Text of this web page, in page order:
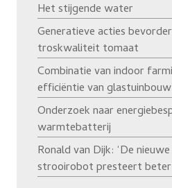
Het stijgende water
Generatieve acties
troskwaliteit tomaat
Combinatie van indoor
efficiëntie van glastuinbouw
Onderzoek naar
warmtebatterij
Ronald van Dijk: ‘De
strooirobot presteert